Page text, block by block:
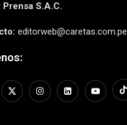
Prensa S.A.C.
editorweb@caretas.com.pe